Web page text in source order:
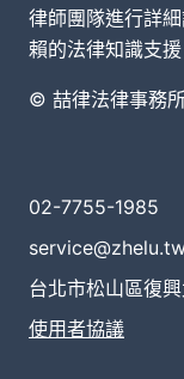
律師團隊進行詳
賴的法律知識支援
© 喆律法律事務
02-7755-1985
台北市松山區復
使用者協議